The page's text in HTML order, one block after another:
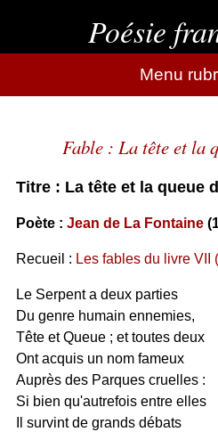
Poésie
Menu
Fable : La tête et la
Titre : La tête et la queue
Poète : Jean de La Fontaine
Recueil : Les fables du livre VII
Le Serpent a deux parties
Du genre humain ennemies,
Tête et Queue ; et toutes deux
Ont acquis un nom fameux
Auprès des Parques cruelles :
Si bien qu'autrefois entre elles
Il survint de grands débats